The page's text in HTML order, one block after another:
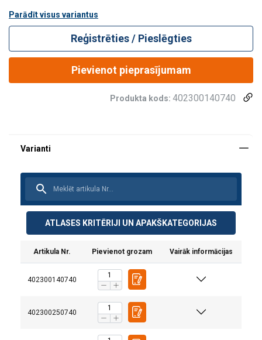
Parādīt visus variantus
Reģistrēties / Pieslēgties
Pievienot pieprasījumam
Produkta kods: 402300140740
ATLASES KRITĒRIJI UN APAKŠKATEGORIJAS
Artikula Nr. Pievienot grozam Vairāk informācijas
402300140740
402300250740